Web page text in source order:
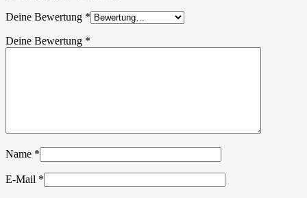
Deine Bewertung *
Deine Bewertung *
Name *
E-Mail *